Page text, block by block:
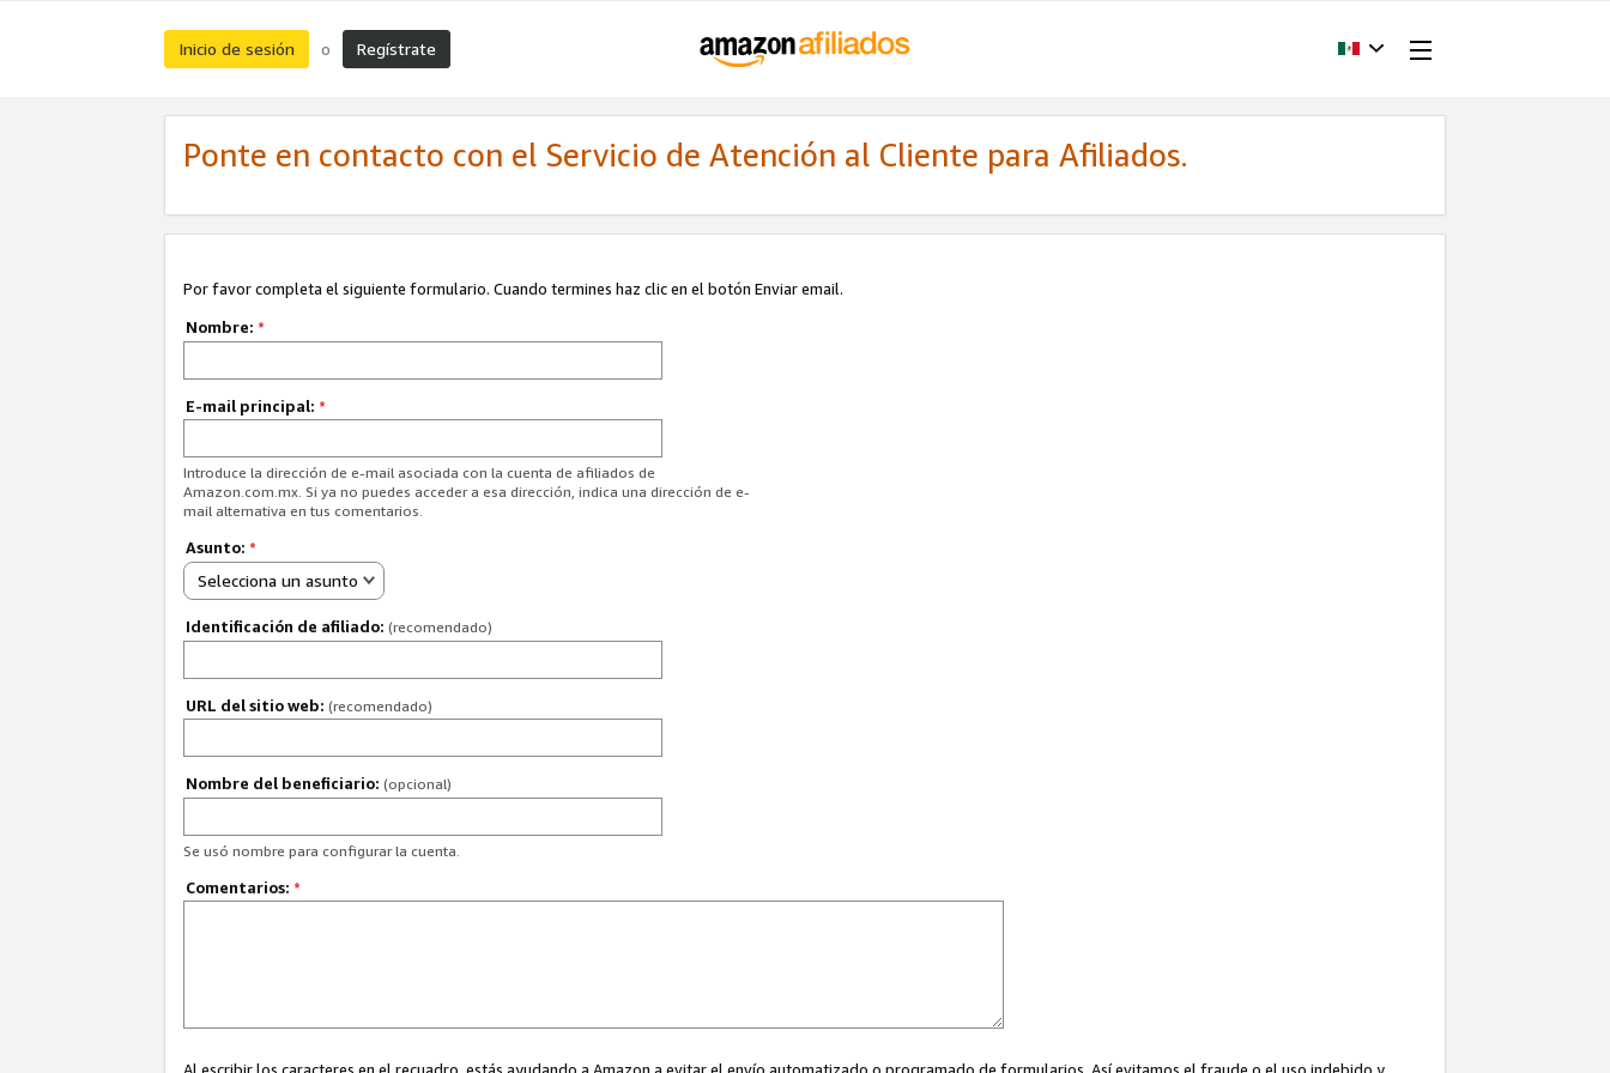
Inicio de sesión o Regístrate
Ponte en contacto con el Servicio de Atención al Cliente para Afiliados.
Por favor completa el siguiente formulario. Cuando termines haz clic en el botón Enviar email.
Nombre: *
E-mail principal: *
Introduce la dirección de e-mail asociada con la cuenta de afiliados de
Amazon.com.mx. Si ya no puedes acceder a esa dirección, indica una dirección de e-
mail alternativa en tus comentarios.
Asunto: *
Selecciona un asunto
Identificación de afiliado: (recomendado)
URL del sitio web: (recomendado)
Nombre del beneficiario: (opcional)
Se usó nombre para configurar la cuenta.
Comentarios: *